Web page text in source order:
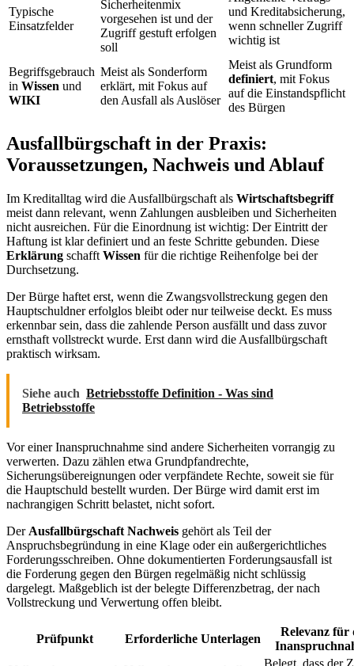
Typische
Einsatzfelder
Sicherheitenmix
vorgesehen ist und der
Zugriff gestuft erfolgen
soll
und Kreditabsicherung,
wenn schneller Zugriff
wichtig ist
Begriffsgebrauch
in Wissen und
WIKI
Meist als Sonderform
erklärt, mit Fokus auf
den Ausfall als Auslöser
Meist als Grundform
definiert, mit Fokus
auf die Einstandspflicht
des Bürgen
Ausfallbürgschaft in der Praxis:
Voraussetzungen, Nachweis und Ablauf
Im Kreditalltag wird die Ausfallbürgschaft als Wirtschaftsbegriff
meist dann relevant, wenn Zahlungen ausbleiben und Sicherheiten
nicht ausreichen. Für die Einordnung ist wichtig: Der Eintritt der
Haftung ist klar definiert und an feste Schritte gebunden. Diese
Erklärung schafft Wissen für die richtige Reihenfolge bei der
Durchsetzung.
Der Bürge haftet erst, wenn die Zwangsvollstreckung gegen den
Hauptschuldner erfolglos bleibt oder nur teilweise deckt. Es muss
erkennbar sein, dass die zahlende Person ausfällt und dass zuvor
ernsthaft vollstreckt wurde. Erst dann wird die Ausfallbürgschaft
praktisch wirksam.
Siehe auch Betriebsstoffe Definition - Was sind
Betriebsstoffe
Vor einer Inanspruchnahme sind andere Sicherheiten vorrangig zu
verwerten. Dazu zählen etwa Grundpfandrechte,
Sicherungsübereignungen oder verpfändete Rechte, soweit sie für
die Hauptschuld bestellt wurden. Der Bürge wird damit erst im
nachrangigen Schritt belastet, nicht sofort.
Der Ausfallbürgschaft Nachweis gehört als Teil der
Anspruchsbegründung in eine Klage oder ein außergerichtliches
Forderungsschreiben. Ohne dokumentierten Forderungsausfall ist
die Forderung gegen den Bürgen regelmäßig nicht schlüssig
dargelegt. Maßgeblich ist der belegte Differenzbetrag, der nach
Vollstreckung und Verwertung offen bleibt.
Prüfpunkt Erforderliche Unterlagen
Relevanz für
Belegt, dass der